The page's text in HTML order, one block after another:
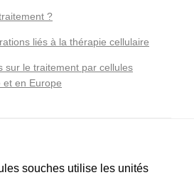
souches utilise les unités
?
liés à la thérapie cellulaire
sur le traitement par cellules
et en Europe